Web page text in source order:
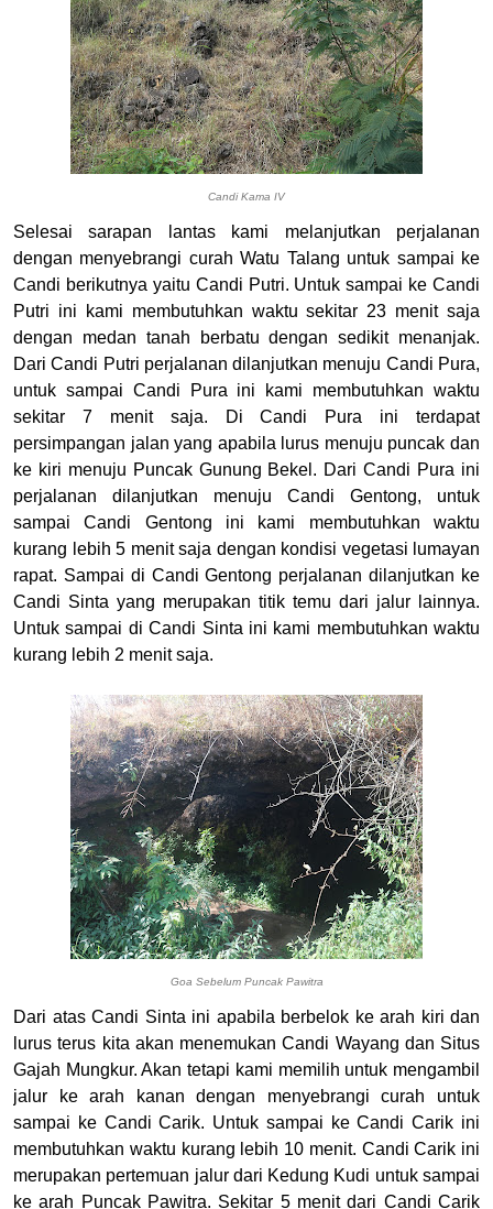
Candi Kama IV
Selesai sarapan lantas kami melanjutkan perjalanan
dengan menyebrangi curah Watu Talang untuk sampai ke
Candi berikutnya yaitu Candi Putri. Untuk sampai ke Candi
Putri ini kami membutuhkan waktu sekitar 23 menit saja
dengan medan tanah berbatu dengan sedikit menanjak.
Dari Candi Putri perjalanan dilanjutkan menuju Candi Pura,
untuk sampai Candi Pura ini kami membutuhkan waktu
sekitar 7 menit saja. Di Candi Pura ini terdapat
persimpangan jalan yang apabila lurus menuju puncak dan
ke kiri menuju Puncak Gunung Bekel. Dari Candi Pura ini
perjalanan dilanjutkan menuju Candi Gentong, untuk
sampai Candi Gentong ini kami membutuhkan waktu
kurang lebih 5 menit saja dengan kondisi vegetasi lumayan
rapat. Sampai di Candi Gentong perjalanan dilanjutkan ke
Candi Sinta yang merupakan titik temu dari jalur lainnya.
Untuk sampai di Candi Sinta ini kami membutuhkan waktu
kurang lebih 2 menit saja.
Goa Sebelum Puncak Pawitra
Dari atas Candi Sinta ini apabila berbelok ke arah kiri dan
lurus terus kita akan menemukan Candi Wayang dan Situs
Gajah Mungkur. Akan tetapi kami memilih untuk mengambil
jalur ke arah kanan dengan menyebrangi curah untuk
sampai ke Candi Carik. Untuk sampai ke Candi Carik ini
membutuhkan waktu kurang lebih 10 menit. Candi Carik ini
merupakan pertemuan jalur dari Kedung Kudi untuk sampai
ke arah Puncak Pawitra. Sekitar 5 menit dari Candi Carik